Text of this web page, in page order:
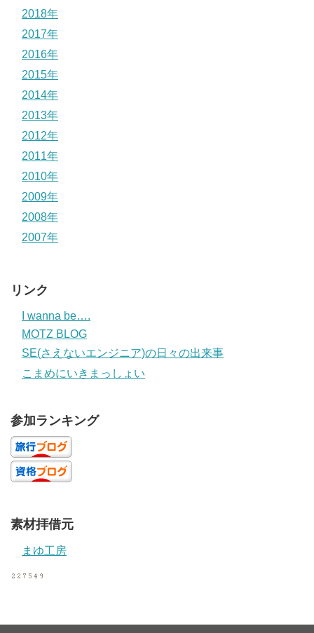
2018年
2017年
2016年
2015年
2014年
2013年
2012年
2011年
2010年
2009年
2008年
2007年
リンク
I wanna be….
MOTZ BLOG
SE(さえないエンジニア)の日々の出来事
こまめにいきまっしょい
参加ランキング
素材拝借元
まゆ工房